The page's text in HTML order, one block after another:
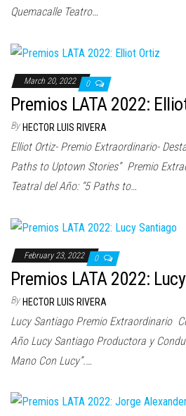
Quemacalle Teatro…
March 20, 2022 0
Premios LATA 2022:
By HECTOR LUIS RIVERA
Elliot Ortiz- Premio Extraordinario-
Paths to Uptown Stories” Premio
Teatral del Año: “5 Paths to…
February 23, 2022 0
Premios LATA 2022:
By HECTOR LUIS RIVERA
Lucy Santiago Premio Extraordinario
Año Lucy Santiago Productora y
Mano Con Lucy”.…